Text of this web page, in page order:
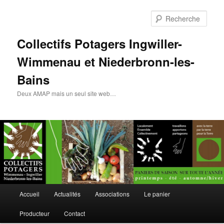
Collectifs Potagers Ingwiller-
Wimmenau et Niederbronn-les-
Bains
Deux AMAP mais un seul site web…
Aller
au
Accueil Actualités Associations Le panier
Producteur Contact